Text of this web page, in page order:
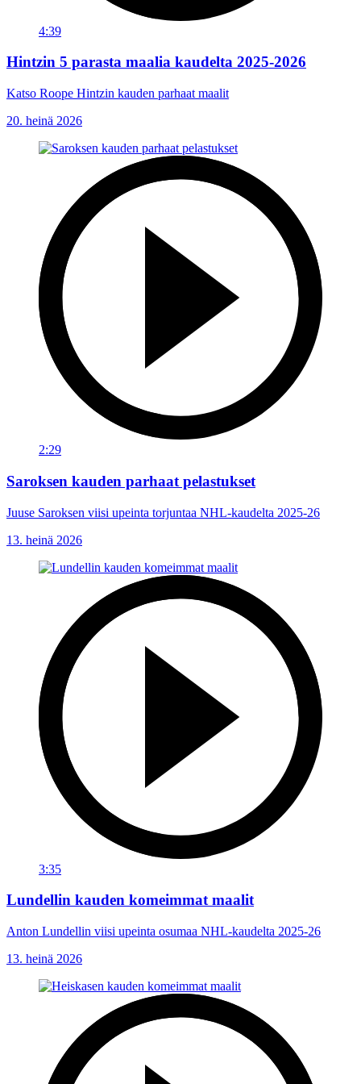
4:39
Hintzin 5 parasta maalia kaudelta 2025-2026
Katso Roope Hintzin kauden parhaat maalit
20. heinä 2026
2:29
Saroksen kauden parhaat pelastukset
Juuse Saroksen viisi upeinta torjuntaa NHL-kaudelta 2025-26
13. heinä 2026
3:35
Lundellin kauden komeimmat maalit
Anton Lundellin viisi upeinta osumaa NHL-kaudelta 2025-26
13. heinä 2026